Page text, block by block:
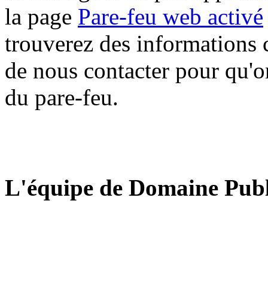
la page Pare-feu web activé
trouverez des informations
de nous contacter pour
du pare-feu.
L'équipe de Domaine